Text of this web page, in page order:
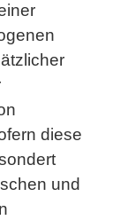
diese
und